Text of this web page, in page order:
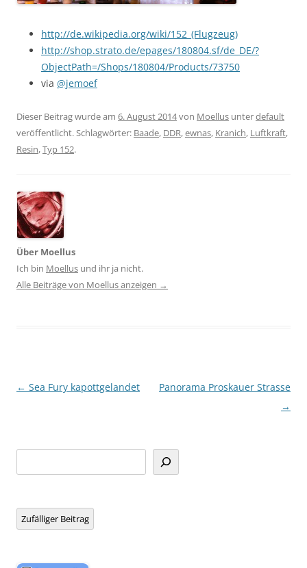
http://de.wikipedia.org/wiki/152_(Flugzeug)
http://shop.strato.de/epages/180804.sf/de_DE/?
ObjectPath=/Shops/180804/Products/73750
via @jemoef
Dieser Beitrag wurde am 6. August 2014von Moellus unterdefault
veröffentlicht. Schlagwörter: Baade, DDR,ewnas, Kranich, Luftkraft,
Resin,Typ 152.
Über Moellus
Ich bin Moellus und ihr ja nicht.
Alle Beiträge von Moellus anzeigen →
Beitragsnavigation
← Sea Fury kapottgelandet
Panorama Proskauer Strasse
→
Zufälliger Beitrag